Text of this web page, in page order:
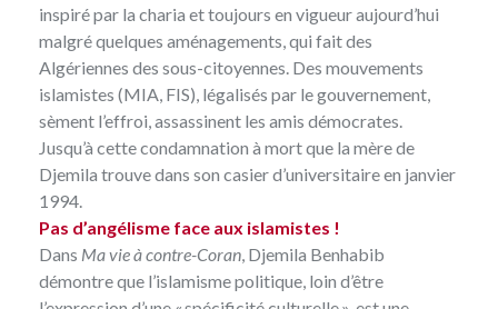
inspiré par la charia et toujours en vigueur aujourd’hui
malgré quelques aménagements, qui fait des
Algériennes des sous-citoyennes. Des mouvements
islamistes (MIA, FIS), légalisés par le gouvernement,
sèment l’effroi, assassinent les amis démocrates.
Jusqu’à cette condamnation à mort que la mère de
Djemila trouve dans son casier d’universitaire en janvier
1994.
Pas d’angélisme face aux islamistes !
Dans Ma vie à contre-Coran, Djemila Benhabib
démontre que l’islamisme politique, loin d’être